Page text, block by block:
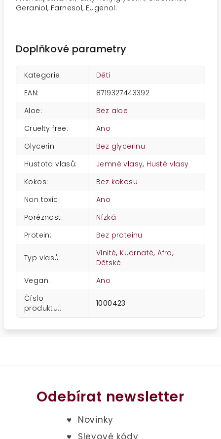
Geraniol, Farnesol, Eugenol.
Doplňkové parametry
Kategorie:
Děti
EAN:
8719327443392
Aloe:
Bez aloe
Cruelty free:
Ano
Glycerin:
Bez glycerinu
Hustota vlasů: Jemné vlasy, Husté vlasy
Kokos:
Bez kokosu
Non toxic:
Ano
Poréznost:
Nízká
Protein: Bez proteinu
Typ vlasů: Vlnité, Kudrnaté,Afro,
Dětské
Vegan:
Ano
Číslo
produktu:: 1000423
Odebírat newsletter